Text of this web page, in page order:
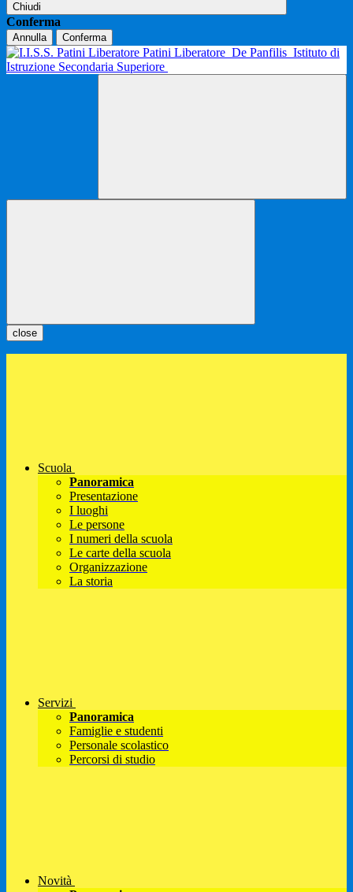
Chiudi
Conferma
Annulla Conferma
Patini Liberatore De Panfilis Istituto di
Istruzione Secondaria Superiore
close
Scuola
Panoramica
Presentazione
I luoghi
Le persone
I numeri della scuola
Le carte della scuola
Organizzazione
La storia
Servizi
Panoramica
Famiglie e studenti
Personale scolastico
Percorsi di studio
Novità